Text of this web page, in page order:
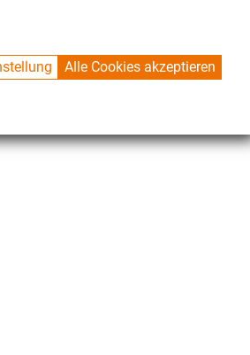
Alle Cookies akzeptieren